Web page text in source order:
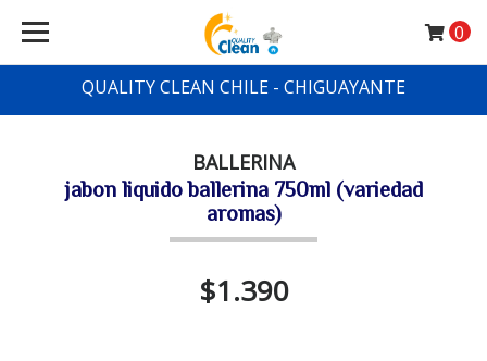
QUALITY CLEAN CHILE - CHIGUAYANTE
0
BALLERINA
jabon liquido ballerina 750ml (variedad
aromas)
$1.390